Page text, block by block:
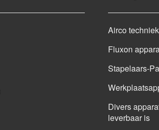
Airco techniek
Fluxon
Stapelaars-
Divers
leverbaar is